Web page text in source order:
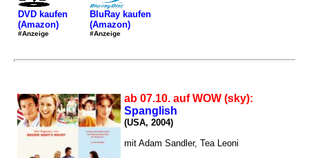
DVD kaufen
(Amazon)
#Anzeige
BluRay kaufen
(Amazon)
#Anzeige
ab 07.10. auf WOW (sky):
Spanglish
(USA, 2004)
mit Adam Sandler, Tea Leoni